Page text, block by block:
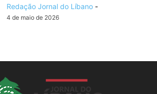
Redação Jornal do Líbano -
4 de maio de 2026